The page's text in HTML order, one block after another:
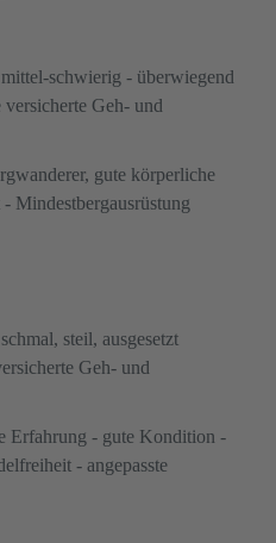
schwierig - überwiegend
Geh- und
gute körperliche
Mindestbergausrüstung
steil, ausgesetzt
Geh- und
Erfahrung - gute Kondition -
- angepasste